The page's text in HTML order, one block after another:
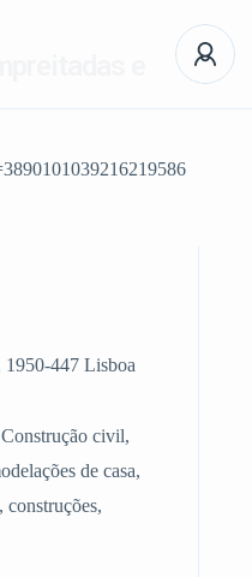
e
447 Lisboa
civil,
de casa,
construções,